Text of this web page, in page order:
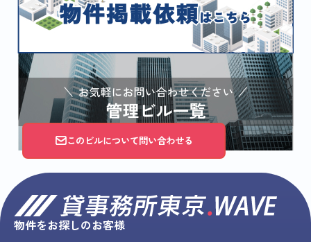
このビルについて問い合わせる
物件をお探しのお客様